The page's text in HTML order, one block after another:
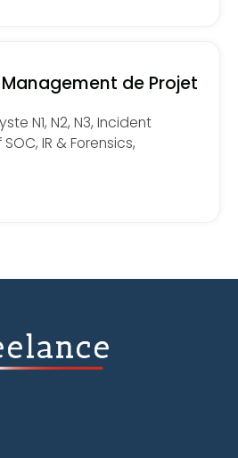
de Projet
N1, N2, N3, Incident
IR & Forensics,